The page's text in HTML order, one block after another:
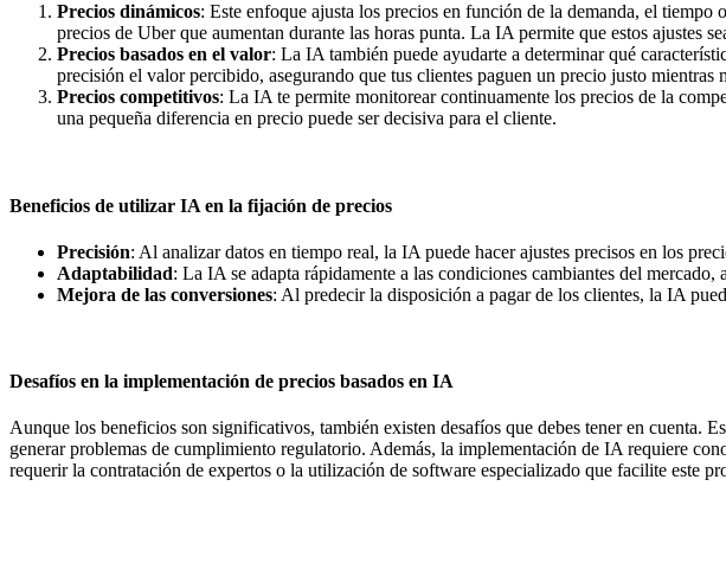
Precios dinámicos: Este enfoque ajusta los precios en función de la demanda, el
precios de Uber que aumentan durante las horas punta. La IA permite que estos ajustes
Precios basados en el valor: La IA también puede ayudarte a determinar qué
precisión el valor percibido, asegurando que tus clientes paguen un precio justo mientras
Precios competitivos: La IA te permite monitorear continuamente los precios de la
una pequeña diferencia en precio puede ser decisiva para el cliente.
Beneficios de utilizar IA en la fijación de precios
Precisión: Al analizar datos en tiempo real, la IA puede hacer ajustes precisos en los
Adaptabilidad: La IA se adapta rápidamente a las condiciones cambiantes del
Mejora de las conversiones: Al predecir la disposición a pagar de los clientes, la IA
Desafíos en la implementación de precios basados en IA
Aunque los beneficios son significativos, también existen desafíos que debes tener en cuenta.
generar problemas de cumplimiento regulatorio. Además, la implementación de IA requiere
requerir la contratación de expertos o la utilización de software especializado que facilite este